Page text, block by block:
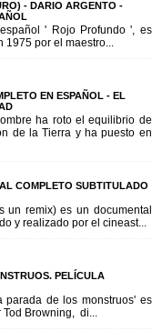
- DARIO ARGENTO -
' Rojo Profundo ', es
por el maestro...
EN ESPAÑOL - EL
ha roto el equilibrio de
de la Tierra y ha puesto en
COMPLETO SUBTITULADO
un remix) es un documental
y realizado por el cineast...
PELÍCULA
parada de los monstruos' es
Browning, di...